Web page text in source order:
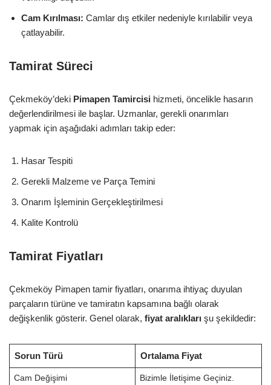
Cam Kırılması: Camlar dış etkiler nedeniyle kırılabilir veya
çatlayabilir.
Tamirat Süreci
Çekmeköy’deki Pimapen Tamircisi hizmeti, öncelikle hasarın
değerlendirilmesi ile başlar. Uzmanlar, gerekli onarımları
yapmak için aşağıdaki adımları takip eder:
Hasar Tespiti
Gerekli Malzeme ve Parça Temini
Onarım İşleminin Gerçekleştirilmesi
Kalite Kontrolü
Tamirat Fiyatları
Çekmeköy Pimapen tamir fiyatları, onarıma ihtiyaç duyulan
parçaların türüne ve tamiratın kapsamına bağlı olarak
değişkenlik gösterir. Genel olarak, fiyat aralıkları şu şekildedir:
Sorun Türü Ortalama Fiyat
Cam Değişimi Bizimle İletişime Geçiniz.